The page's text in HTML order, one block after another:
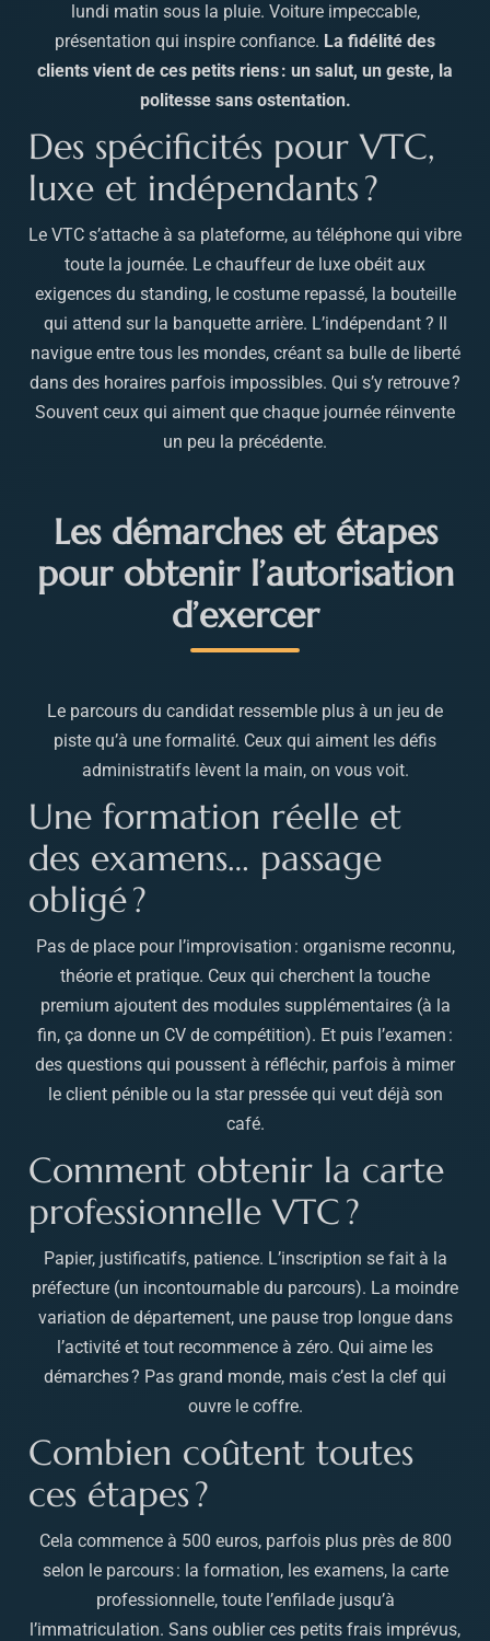
lundi matin sous la pluie. Voiture impeccable,
présentation qui inspire confiance. La fidélité des
clients vient de ces petits riens : un salut, un geste, la
politesse sans ostentation.
Des spécificités pour VTC,
luxe et indépendants ?
Le VTC s’attache à sa plateforme, au téléphone qui vibre
toute la journée. Le chauffeur de luxe obéit aux
exigences du standing, le costume repassé, la bouteille
qui attend sur la banquette arrière. L’indépendant ? Il
navigue entre tous les mondes, créant sa bulle de liberté
dans des horaires parfois impossibles. Qui s’y retrouve ?
Souvent ceux qui aiment que chaque journée réinvente
un peu la précédente.
Les démarches et étapes
pour obtenir l’autorisation
d’exercer
Le parcours du candidat ressemble plus à un jeu de
piste qu’à une formalité. Ceux qui aiment les défis
administratifs lèvent la main, on vous voit.
Une formation réelle et
des examens… passage
obligé ?
Pas de place pour l’improvisation : organisme reconnu,
théorie et pratique. Ceux qui cherchent la touche
premium ajoutent des modules supplémentaires (à la
fin, ça donne un CV de compétition). Et puis l’examen :
des questions qui poussent à réfléchir, parfois à mimer
le client pénible ou la star pressée qui veut déjà son
café.
Comment obtenir la carte
professionnelle VTC ?
Papier, justificatifs, patience. L’inscription se fait à la
préfecture (un incontournable du parcours). La moindre
variation de département, une pause trop longue dans
l’activité et tout recommence à zéro. Qui aime les
démarches ? Pas grand monde, mais c’est la clef qui
ouvre le coffre.
Combien coûtent toutes
ces étapes ?
Cela commence à 500 euros, parfois plus près de 800
selon le parcours : la formation, les examens, la carte
professionnelle, toute l’enfilade jusqu’à
l’immatriculation. Sans oublier ces petits frais imprévus,